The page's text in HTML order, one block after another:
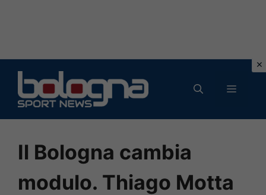
contenuto
MENU
Il Bologna cambia
modulo. Thiago Motta